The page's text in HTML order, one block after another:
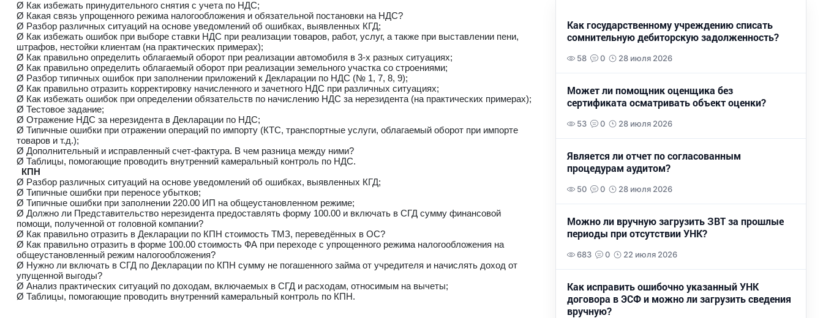
Ø Как избежать принудительного снятия с учета по НДС;
Ø Какая связь упрощенного режима налогообложения и обязательной постановки на НДС?
Ø Разбор различных ситуаций на основе уведомлений об ошибках, выявленных КГД;
Ø Как избежать ошибок при выборе ставки НДС при реализации товаров, работ, услуг, а также при выставлении пени,
штрафов, нестойки клиентам (на практических примерах);
Ø Как правильно определить облагаемый оборот при реализации автомобиля в 3-х разных ситуациях;
Ø Как правильно определить облагаемый оборот при реализации земельного участка со строениями;
Ø Разбор типичных ошибок при заполнении приложений к Декларации по НДС (№ 1, 7, 8, 9);
Ø Как правильно отразить корректировку начисленного и зачетного НДС при различных ситуациях;
Ø Как избежать ошибок при определении обязательств по начислению НДС за нерезидента (на практических примерах);
Ø Тестовое задание;
Ø Отражение НДС за нерезидента в Декларации по НДС;
Ø Типичные ошибки при отражении операций по импорту (КТС, транспортные услуги, облагаемый оборот при импорте
товаров и т.д.);
Ø Дополнительный и исправленный счет-фактура. В чем разница между ними?
Ø Таблицы, помогающие проводить внутренний камеральный контроль по НДС.
КПН
Ø Разбор различных ситуаций на основе уведомлений об ошибках, выявленных КГД;
Ø Типичные ошибки при переносе убытков;
Ø Типичные ошибки при заполнении 220.00 ИП на общеустановленном режиме;
Ø Должно ли Представительство нерезидента предоставлять форму 100.00 и включать в СГД сумму финансовой
помощи, полученной от головной компании?
Ø Как правильно отразить в Декларации по КПН стоимость ТМЗ, переведённых в ОС?
Ø Как правильно отразить в форме 100.00 стоимость ФА при переходе с упрощенного режима налогообложения на
общеустановленный режим налогообложения?
Ø Нужно ли включать в СГД по Декларации по КПН сумму не погашенного займа от учредителя и начислять доход от
упущенной выгоды?
Ø Анализ практических ситуаций по доходам, включаемых в СГД и расходам, относимым на вычеты;
Ø Таблицы, помогающие проводить внутренний камеральный контроль по КПН.
Как государственному учреждению списать
сомнительную дебиторскую задолженность?
58 0 28 июля 2026
Может ли помощник оценщика без
сертификата осматривать объект оценки?
53 0 28 июля 2026
Является ли отчет по согласованным
процедурам аудитом?
50 0 28 июля 2026
Можно ли вручную загрузить ЗВТ за прошлые
периоды при отсутствии УНК?
683 0 22 июля 2026
Как исправить ошибочно указанный УНК
договора в ЭСФ и можно ли загрузить сведения
вручную?